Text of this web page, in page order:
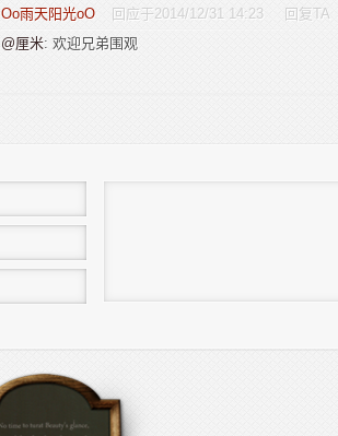
Oo雨天阳光oO 回应于2014/12/31 14:23
回复TA
@厘米: 欢迎兄弟围观